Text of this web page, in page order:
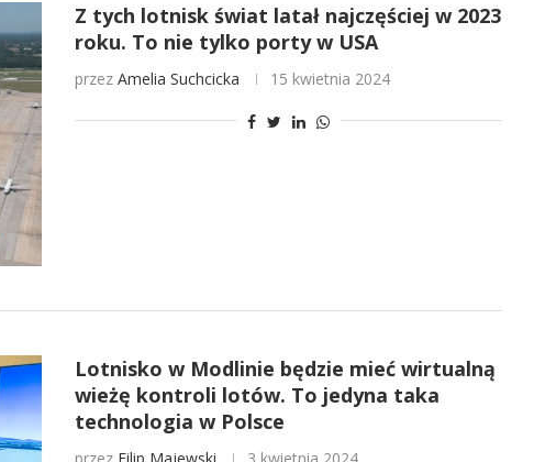
Z tych lotnisk świat latał najczęściej w 2023
roku. To nie tylko porty w USA
przez Amelia Suchcicka 15 kwietnia 2024
Lotnisko w Modlinie będzie mieć wirtualną
wieżę kontroli lotów. To jedyna taka
technologia w Polsce